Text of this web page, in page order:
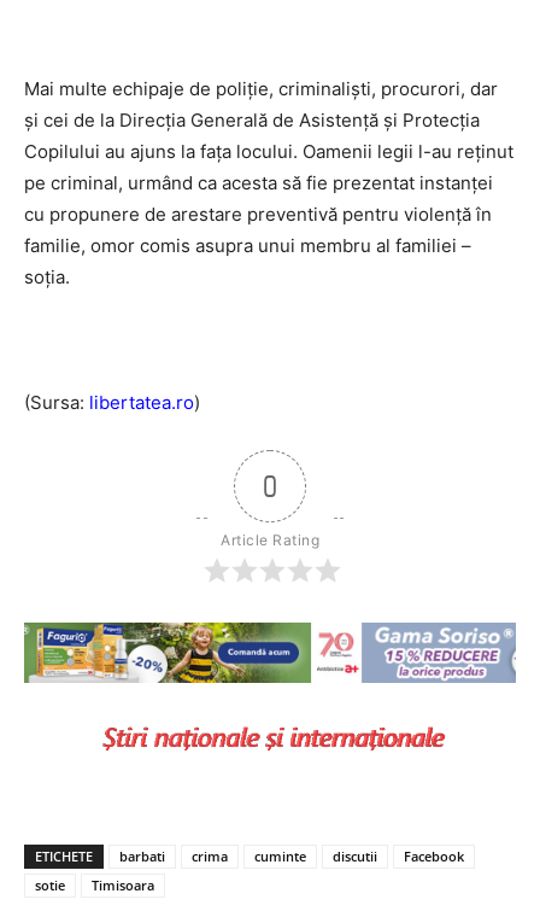
Mai multe echipaje de poliție, criminaliști, procurori, dar
și cei de la Direcția Generală de Asistență și Protecția
Copilului au ajuns la fața locului. Oamenii legii l-au reținut
pe criminal, urmând ca acesta să fie prezentat instanței
cu propunere de arestare preventivă pentru violență în
familie, omor comis asupra unui membru al familiei –
soția.
(Sursa: libertatea.ro)
0
Article Rating
ETICHETE barbati crima cuminte discutii
Facebook
sotie
Timisoara